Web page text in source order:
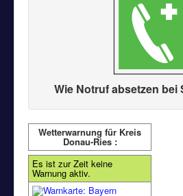
Wie Notruf absetzen bei
Wetterwarnung für Kreis
Donau-Ries :
Es ist zur Zeit keine
Warnung aktiv.